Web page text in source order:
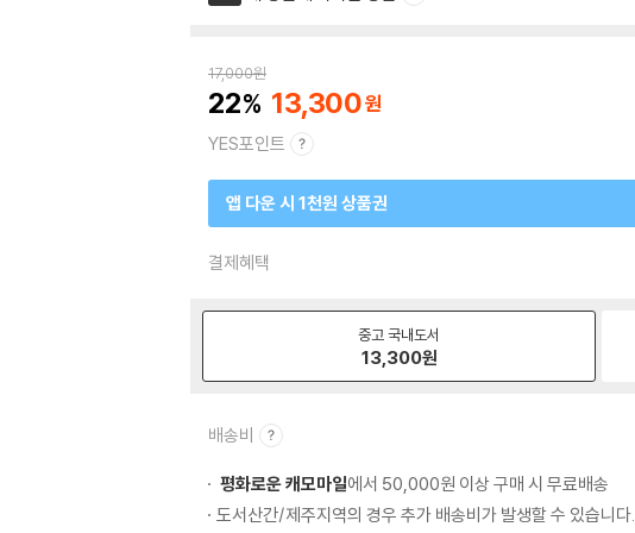
17,000원
22 13,300
YES포인트
앱 다운 시 1천원 상품권
결제혜택
중고 국내도서
13,300원
배송비
평화로운 캐모마일에서 50,000원 이상 구매 시 무료배송
도서산간/제주지역의 경우 추가 배송비가 발생할 수 있습니다.